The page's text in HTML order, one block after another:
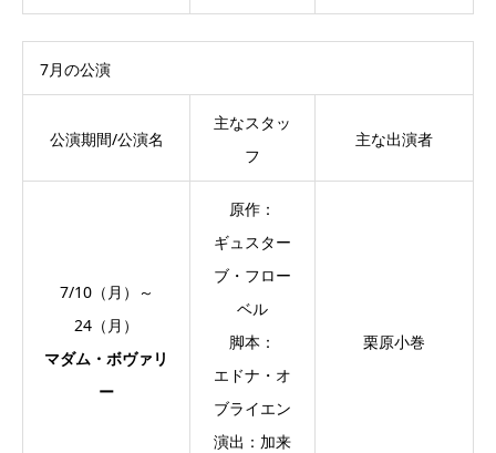
7月の公演
公演期間/公演名
主なスタッ
フ
主な出演者
7/10（月）～
24（月）
マダム・ボヴァリ
ー
原作：
ギュスター
ブ・フロー
ベル
脚本：
エドナ・オ
ブライエン
演出：加来
栗原小巻